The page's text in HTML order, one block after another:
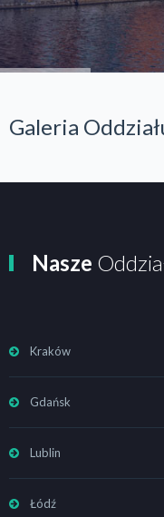
Galeria
Nasze
Kraków
Gdańsk
Lublin
Łódź